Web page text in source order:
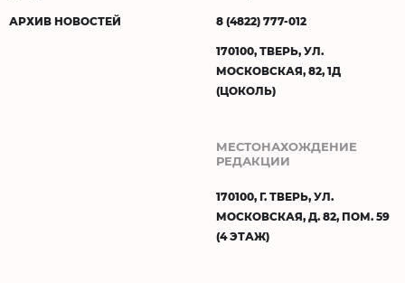
АРХИВ НОВОСТЕЙ 8 (4822) 777-012
170100, ТВЕРЬ, УЛ.
МОСКОВСКАЯ, 82, 1Д
(ЦОКОЛЬ)
МЕСТОНАХОЖДЕНИЕ
РЕДАКЦИИ
170100, Г. ТВЕРЬ, УЛ.
МОСКОВСКАЯ, Д. 82, ПОМ. 59
(4 ЭТАЖ)